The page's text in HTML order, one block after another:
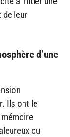
de leur
d’une
Ils ont le
ou